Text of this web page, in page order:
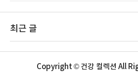
최근 글
Copyright © 건강 컬렉션 All